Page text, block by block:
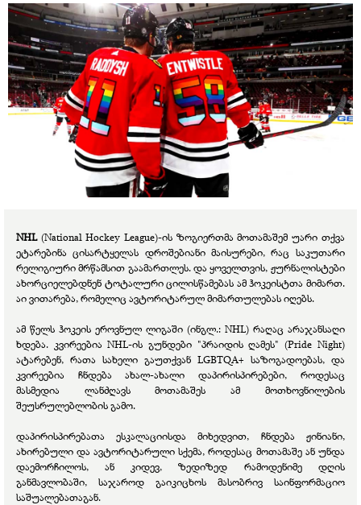
NHL(National Hockey League)-ის ზოგიერთმა მოთამაშემ უარი თქვა
ეტარებინა ცისარტყელას დროშებიანი მაისურები, რაც საკუთარი
რელიგიური მრწამსით გაამართლეს. და ყოველთვის, ჟურნალისტები
ახორციელებდნენ ტოტალური ცილისწამებას ამ ჰოკეისტთა მიმართ.
აი ვითარება, რომელიც ავტორიტარულ მიმართულებას იღებს.
ამ წელს ჰოკეის ეროვნულ ლიგაში (ინგლ.: NHL) რაღაც არაჯანსაღი
ხდება. კვირეებია NHL-ის გუნდები "პრაიდის ღამეს" (Pride Night)
ატარებენ, რათა სახელი გაუთქვან LGBTQA+ საზოგადოებას, და
კვირეებია ჩნდება ახალ-ახალი დაპირისპირებები, როდესაც
მასმედია ლანძღავს მოთამაშეს ამ მოთხოვნილების
შეუსრულებლობის გამო.
დაპირისპირებათა ესკალაციისდა მიხედვით, ჩნდება ჟინიანი,
ახირებული და ავტორიტარული სქემა, როდესაც მოთამაშე ან უნდა
დაემორჩილოს, ან კიდევ, ზედიზედ რამოდენიმე დღის
განმავლობაში, საჯაროდ გაიკიცხოს მასობრივ საინფორმაციო
საშუალებათაგან.